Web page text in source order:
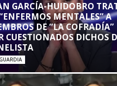
GARCÍA-HUIDOBRO
MENTALES” A
DE “LA COFRADÍA”
CUESTIONADOS DICHOS